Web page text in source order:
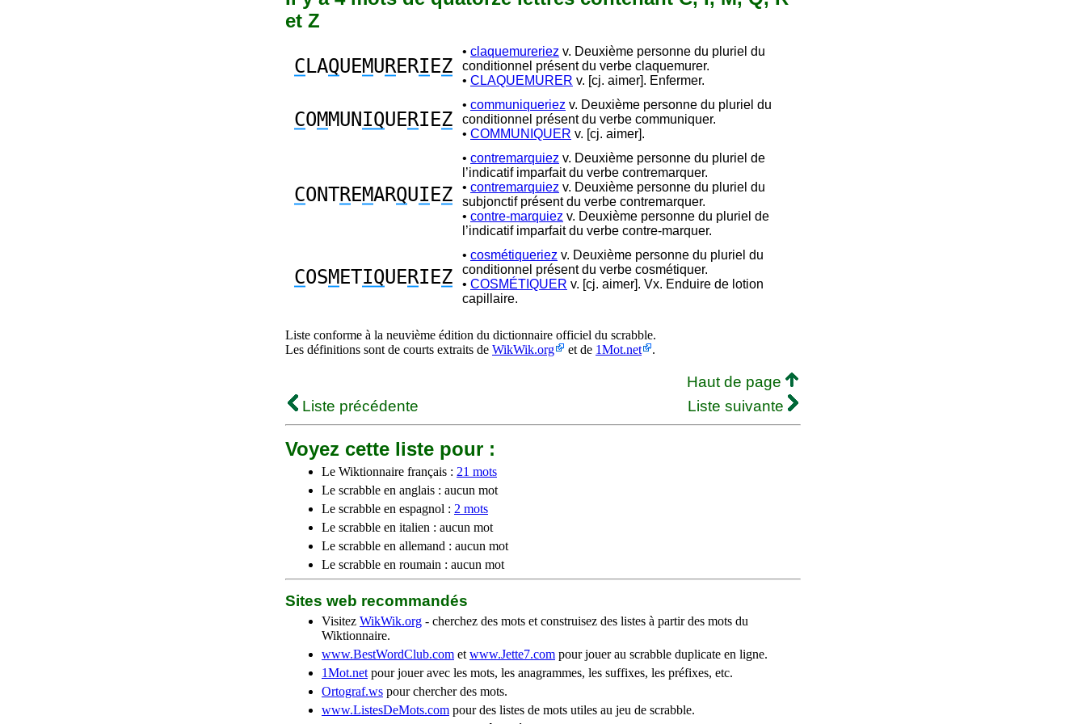
et Z
C LAQUEMURERI EZ
• claquemureriez v. Deuxième personne du pluriel du
conditionnel présent du verbe claquemurer.
• CLAQUEMURER v. [cj. aimer]. Enfermer.
COMMUNIQUERIEZ
• communiqueriez v. Deuxième personne du pluriel du
conditionnel présent du verbe communiquer.
• COMMUNIQUER v. [cj. aimer].
CONTREMARQUI EZ
• contremarquiez v. Deuxième personne du pluriel de
l’indicatif imparfait du verbe contremarquer.
• contremarquiez v. Deuxième personne du pluriel du
subjonctif présent du verbe contremarquer.
• contre-marquiez v. Deuxième personne du pluriel de
l’indicatif imparfait du verbe contre-marquer.
COSM ETIQUERIEZ
• cosmétiqueriez v. Deuxième personne du pluriel du
conditionnel présent du verbe cosmétiquer.
• COSMÉTIQUER v. [cj. aimer]. Vx. Enduire de lotion
capillaire.
Liste conforme à la neuvième édition du dictionnaire officiel du scrabble.
Les définitions sont de courts extraits de WikWik.org et de 1Mot.net .
Haut de page
Liste précédente
Liste suivante
Voyez cette liste pour :
Le Wiktionnaire français : 21 mots
Le scrabble en anglais : aucun mot
Le scrabble en espagnol : 2 mots
Le scrabble en italien : aucun mot
Le scrabble en allemand : aucun mot
Le scrabble en roumain : aucun mot
Sites web recommandés
Visitez WikWik.org - cherchez des mots et construisez des listes à partir des mots du
Wiktionnaire.
www.BestWordClub.com et www.Jette7.com pour jouer au scrabble duplicate en ligne.
1Mot.net pour jouer avec les mots, les anagrammes, les suffixes, les préfixes, etc.
Ortograf.ws pour chercher des mots.
www.ListesDeMots.com pour des listes de mots utiles au jeu de scrabble.